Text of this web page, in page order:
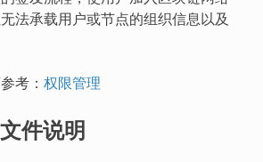
法承载用户或节点的组织信息以及
考： 权限管理
件说明